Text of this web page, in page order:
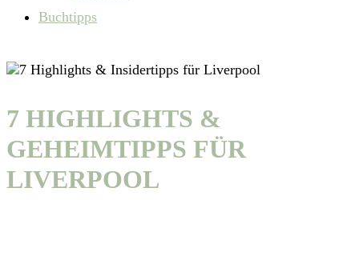
Buchtipps
7 HIGHLIGHTS &
GEHEIMTIPPS FÜR
LIVERPOOL